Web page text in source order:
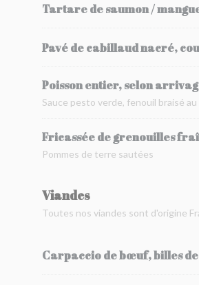
Tartare de saumon /
Pavé de cabillaud nacré,
Poisson entier, selon
Sauce pesto verde, fenouil braisé
Fricassée de grenouilles
Pommes de terre sautées
Viandes
Toutes nos viandes sont d'origine
Carpaccio de bœuf, billes